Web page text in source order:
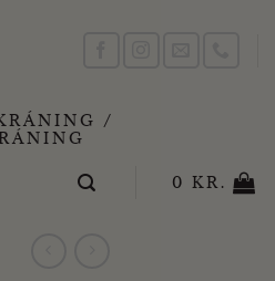
/
0 KR.